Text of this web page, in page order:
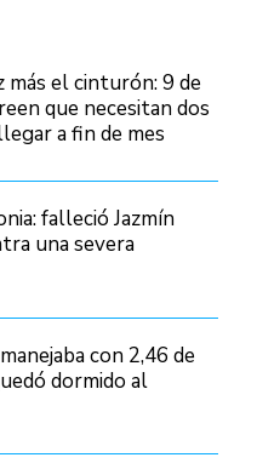
más el cinturón: 9 de
que necesitan dos
a fin de mes
falleció Jazmín
una severa
con 2,46 de
dormido al